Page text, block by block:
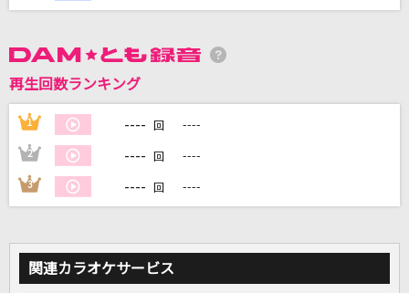
再生回数ランキング
1 ---- 回 ----
2 ---- 回 ----
3 ---- 回 ----
関連カラオケサービス